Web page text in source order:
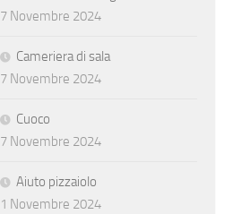
7 Novembre 2024
Cameriera di sala
7 Novembre 2024
Cuoco
7 Novembre 2024
Aiuto pizzaiolo
1 Novembre 2024